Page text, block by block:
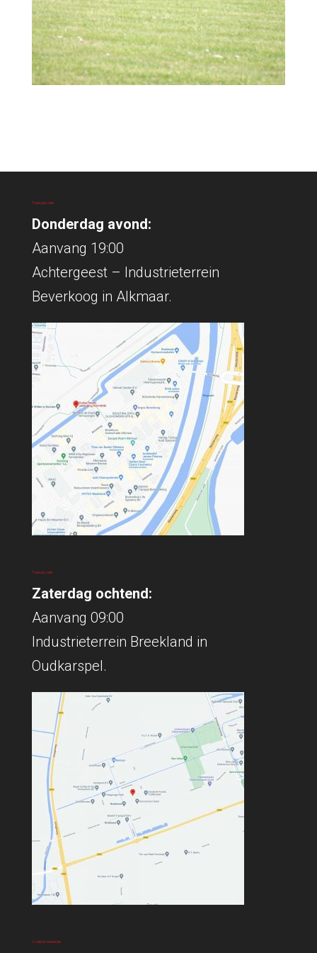
Trainingslocatie
Donderdag avond:
Aanvang 19:00
Achtergeest – Industrieterrein
Beverkoog in Alkmaar.
Traininglocatie
Zaterdag ochtend:
Aanvang 09:00
Industrieterrein Breekland in
Oudkarspel.
Contact en Aanmelden